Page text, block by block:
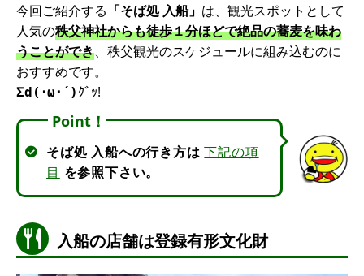
今回ご紹介する 「そば処 入船」 は、観光スポットとして
人気の秩父神社からも徒歩１分ほどで絶品の蕎麦を味わ
うことができ、秩父観光のスケジュールに組み込むのに
おすすめです。
Σd(･ω･´) ｸﾞｯ!
Point！
そば処 入船への行き方は下記の項
目 を参照下さい。
入船の店舗は登録有形文化財